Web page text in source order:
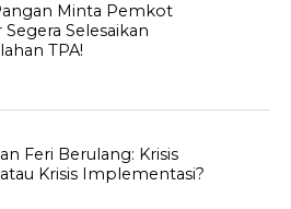
Minta Pemkot
Segera Selesaikan
TPA!
Feri Berulang: Krisis
Krisis Implementasi?